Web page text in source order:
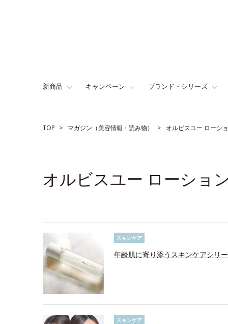
新商品 キャンペーン ブランド・シリーズ
TOP マガジン（美容情報・読み物） オルビスユー ローシ
オルビスユー ローショ
スキンケア
年齢肌に寄り添うスキンケアシリ
スキンケア